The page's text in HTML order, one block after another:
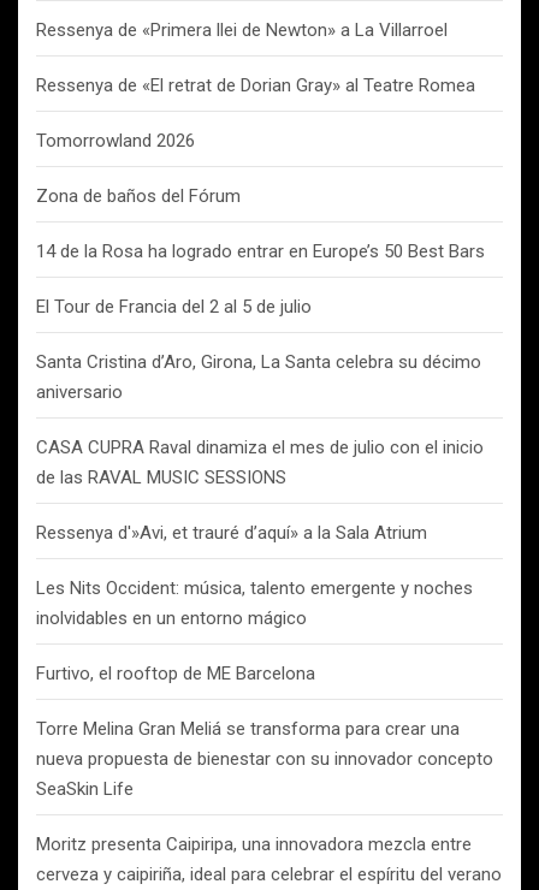
Ressenya de «Primera llei de Newton» a La Villarroel
Ressenya de «El retrat de Dorian Gray» al Teatre Romea
Tomorrowland 2026
Zona de baños del Fórum
14 de la Rosa ha logrado entrar en Europe’s 50 Best Bars
El Tour de Francia del 2 al 5 de julio
Santa Cristina d’Aro, Girona, La Santa celebra su décimo
aniversario
CASA CUPRA Raval dinamiza el mes de julio con el inicio
de las RAVAL MUSIC SESSIONS
Ressenya d'»Avi, et trauré d’aquí» a la Sala Atrium
Les Nits Occident: música, talento emergente y noches
inolvidables en un entorno mágico
Furtivo, el rooftop de ME Barcelona
Torre Melina Gran Meliá se transforma para crear una
nueva propuesta de bienestar con su innovador concepto
SeaSkin Life
Moritz presenta Caipiripa, una innovadora mezcla entre
cerveza y caipiriña, ideal para celebrar el espíritu del verano